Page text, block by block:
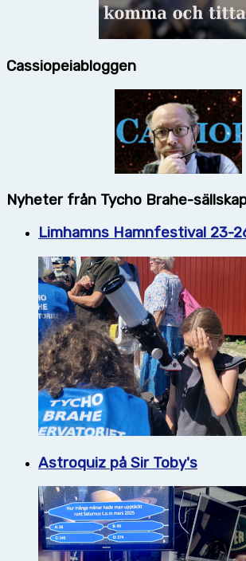
Cassiopeiabloggen
Nyheter från Tycho Brahe-
Limhamns Hamnfestival 23-
Astroquiz på Sir Toby's